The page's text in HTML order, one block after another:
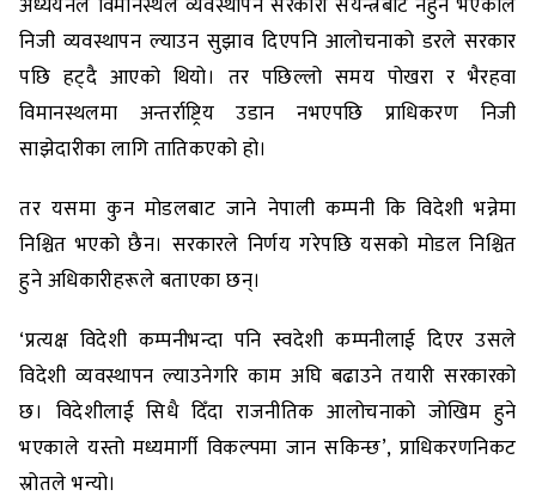
निजी व्यवस्थापन ल्याउन सुझाव दिएपनि आलोचनाको डरले सरकार
पछि हट्दै आएको थियो। तर पछिल्लो समय पोखरा र भैरहवा
विमानस्थलमा अन्तर्राष्ट्रिय उडान नभएपछि प्राधिकरण निजी
साझेदारीका लागि तातिकएको हो।
तर यसमा कुन मोडलबाट जाने नेपाली कम्पनी कि विदेशी भन्नेमा
निश्चित भएको छैन। सरकारले निर्णय गरेपछि यसको मोडल निश्चित
हुने अधिकारीहरूले बताएका छन्।
‘प्रत्यक्ष विदेशी कम्पनीभन्दा पनि स्वदेशी कम्पनीलाई दिएर उसले
विदेशी व्यवस्थापन ल्याउनेगरि काम अघि बढाउने तयारी सरकारको
छ। विदेशीलाई सिधै दिँदा राजनीतिक आलोचनाको जोखिम हुने
भएकाले यस्तो मध्यमार्गी विकल्पमा जान सकिन्छ’, प्राधिकरणनिकट
स्रोतले भन्यो।